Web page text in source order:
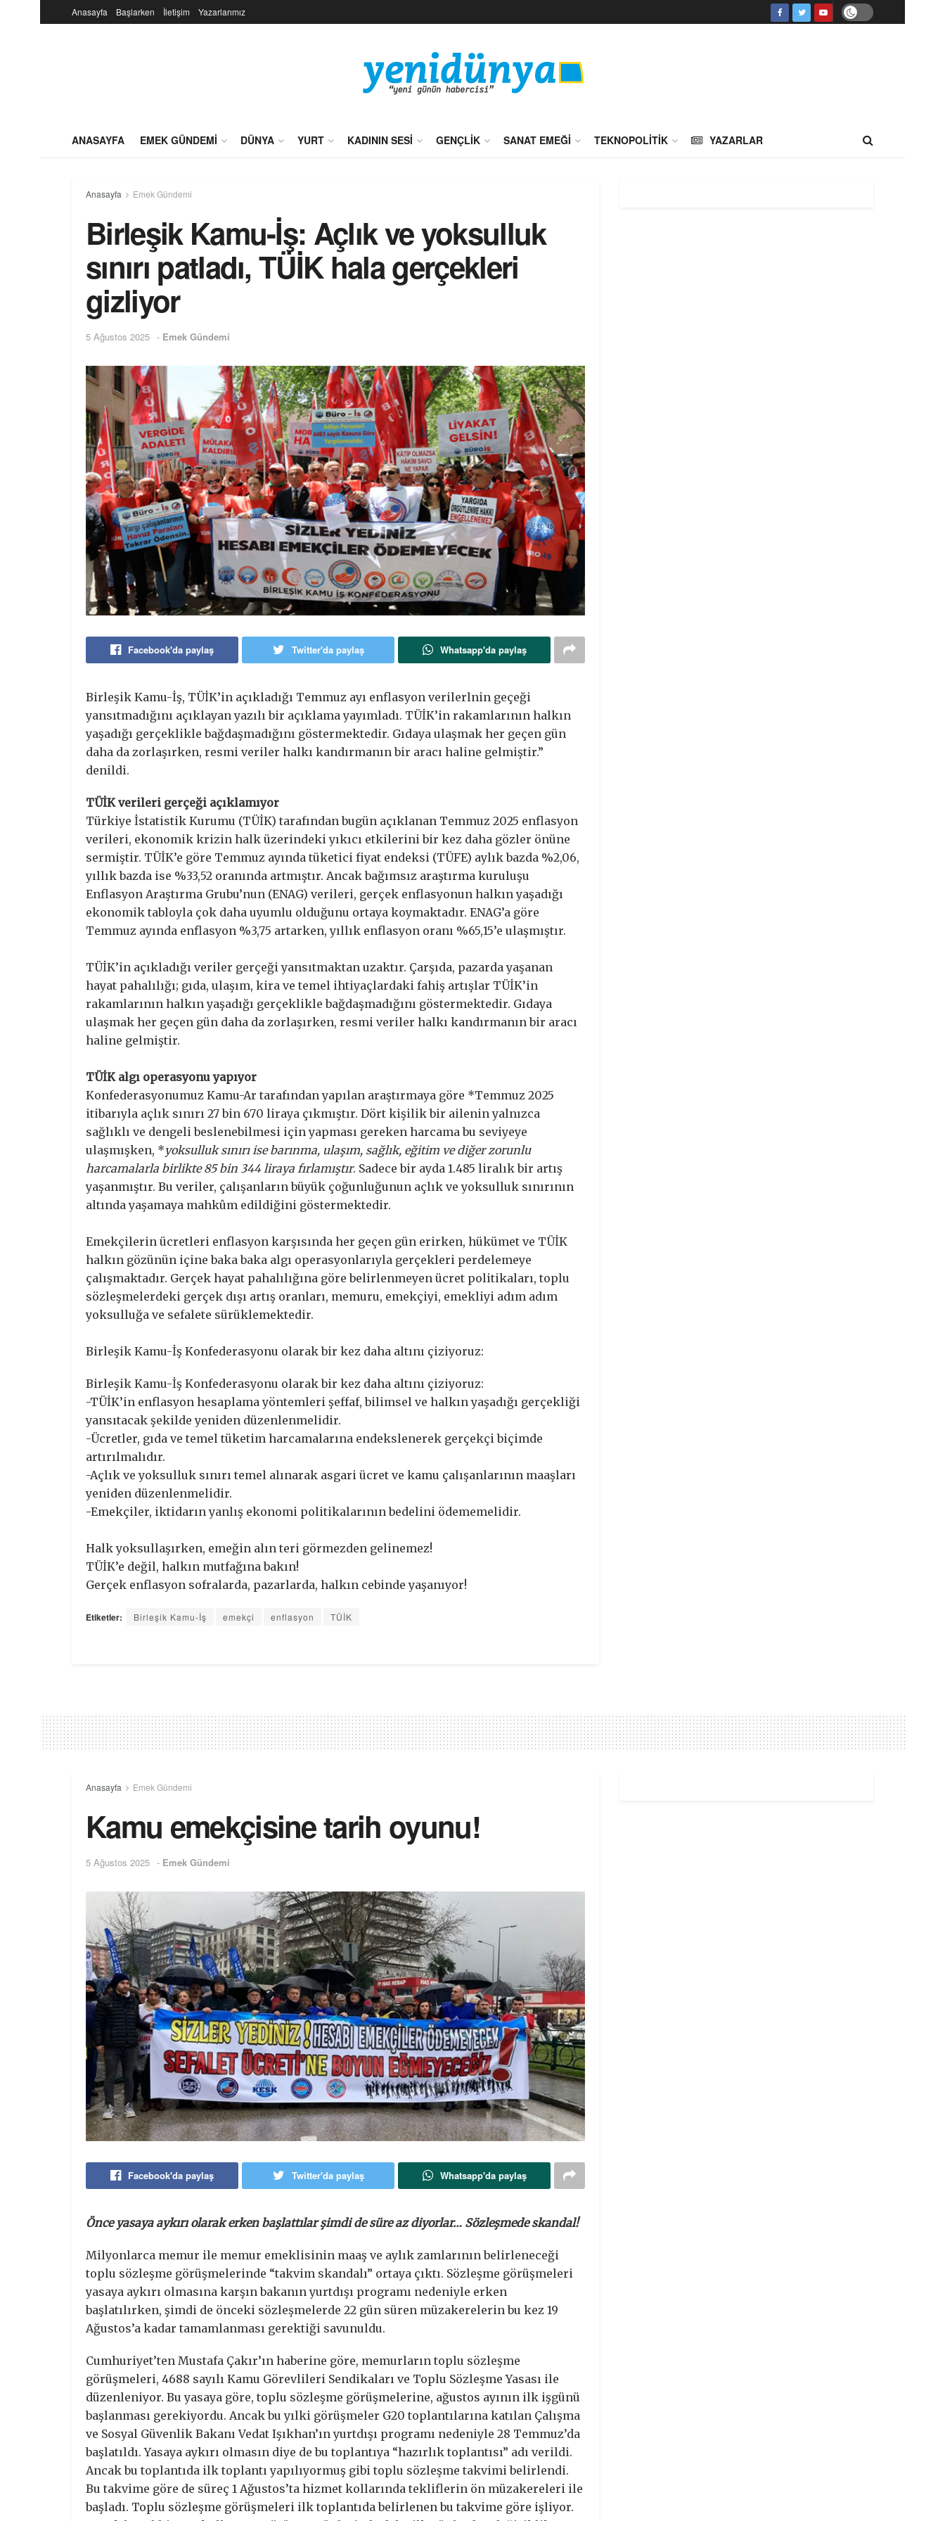
Anasayfa Başlarken İletişim Yazarlarımız
ANASAYFA EMEK GÜNDEMI DÜNYA YURT KADININ SESI GENÇLIK SANAT EMEĞI TEKNOPOLITIK YAZARLAR
Anasayfa Emek Gündemi
Birleşik Kamu-İş: Açlık ve yoksulluk
sınırı patladı, TÜİK hala gerçekleri
gizliyor
5 Ağustos 2025 - Emek Gündemi
Facebook'da paylaş Twitter'da paylaş Whatsapp'da paylaş
Birleşik Kamu-İş, TÜİK’in açıkladığı Temmuz ayı enflasyon verilerlnin geçeği
yansıtmadığını açıklayan yazılı bir açıklama yayımladı. TÜİK’in rakamlarının halkın
yaşadığı gerçeklikle bağdaşmadığını göstermektedir. Gıdaya ulaşmak her geçen gün
daha da zorlaşırken, resmi veriler halkı kandırmanın bir aracı haline gelmiştir.”
denildi.
TÜİK verileri gerçeği açıklamıyor
Türkiye İstatistik Kurumu (TÜİK) tarafından bugün açıklanan Temmuz 2025 enflasyon
verileri, ekonomik krizin halk üzerindeki yıkıcı etkilerini bir kez daha gözler önüne
sermiştir. TÜİK’e göre Temmuz ayında tüketici fiyat endeksi (TÜFE) aylık bazda %2,06,
yıllık bazda ise %33,52 oranında artmıştır. Ancak bağımsız araştırma kuruluşu
Enflasyon Araştırma Grubu’nun (ENAG) verileri, gerçek enflasyonun halkın yaşadığı
ekonomik tabloyla çok daha uyumlu olduğunu ortaya koymaktadır. ENAG’a göre
Temmuz ayında enflasyon %3,75 artarken, yıllık enflasyon oranı %65,15’e ulaşmıştır.
TÜİK’in açıkladığı veriler gerçeği yansıtmaktan uzaktır. Çarşıda, pazarda yaşanan
hayat pahalılığı; gıda, ulaşım, kira ve temel ihtiyaçlardaki fahiş artışlar TÜİK’in
rakamlarının halkın yaşadığı gerçeklikle bağdaşmadığını göstermektedir. Gıdaya
ulaşmak her geçen gün daha da zorlaşırken, resmi veriler halkı kandırmanın bir aracı
haline gelmiştir.
TÜİK algı operasyonu yapıyor
Konfederasyonumuz Kamu-Ar tarafından yapılan araştırmaya göre *Temmuz 2025
itibarıyla açlık sınırı 27 bin 670 liraya çıkmıştır. Dört kişilik bir ailenin yalnızca
sağlıklı ve dengeli beslenebilmesi için yapması gereken harcama bu seviyeye
ulaşmışken, *yoksulluk sınırı ise barınma, ulaşım, sağlık, eğitim ve diğer zorunlu
harcamalarla birlikte 85 bin 344 liraya fırlamıştır. Sadece bir ayda 1.485 liralık bir artış
yaşanmıştır. Bu veriler, çalışanların büyük çoğunluğunun açlık ve yoksulluk sınırının
altında yaşamaya mahkûm edildiğini göstermektedir.
Emekçilerin ücretleri enflasyon karşısında her geçen gün erirken, hükümet ve TÜİK
halkın gözünün içine baka baka algı operasyonlarıyla gerçekleri perdelemeye
çalışmaktadır. Gerçek hayat pahalılığına göre belirlenmeyen ücret politikaları, toplu
sözleşmelerdeki gerçek dışı artış oranları, memuru, emekçiyi, emekliyi adım adım
yoksulluğa ve sefalete sürüklemektedir.
Birleşik Kamu-İş Konfederasyonu olarak bir kez daha altını çiziyoruz:
Birleşik Kamu-İş Konfederasyonu olarak bir kez daha altını çiziyoruz:
-TÜİK’in enflasyon hesaplama yöntemleri şeffaf, bilimsel ve halkın yaşadığı gerçekliği
yansıtacak şekilde yeniden düzenlenmelidir.
-Ücretler, gıda ve temel tüketim harcamalarına endekslenerek gerçekçi biçimde
artırılmalıdır.
-Açlık ve yoksulluk sınırı temel alınarak asgari ücret ve kamu çalışanlarının maaşları
yeniden düzenlenmelidir.
-Emekçiler, iktidarın yanlış ekonomi politikalarının bedelini ödememelidir.
Halk yoksullaşırken, emeğin alın teri görmezden gelinemez!
TÜİK’e değil, halkın mutfağına bakın!
Gerçek enflasyon sofralarda, pazarlarda, halkın cebinde yaşanıyor!
Etiketler: Birleşik Kamu-İş emekçi enflasyon TÜİK
Anasayfa Emek Gündemi
Kamu emekçisine tarih oyunu!
5 Ağustos 2025 - Emek Gündemi
Facebook'da paylaş Twitter'da paylaş Whatsapp'da paylaş
Önce yasaya aykırı olarak erken başlattılar şimdi de süre az diyorlar… Sözleşmede skandal!
Milyonlarca memur ile memur emeklisinin maaş ve aylık zamlarının belirleneceği
toplu sözleşme görüşmelerinde “takvim skandalı” ortaya çıktı. Sözleşme görüşmeleri
yasaya aykırı olmasına karşın bakanın yurtdışı programı nedeniyle erken
başlatılırken, şimdi de önceki sözleşmelerde 22 gün süren müzakerelerin bu kez 19
Ağustos’a kadar tamamlanması gerektiği savunuldu.
Cumhuriyet’ten Mustafa Çakır’ın haberine göre, memurların toplu sözleşme
görüşmeleri, 4688 sayılı Kamu Görevlileri Sendikaları ve Toplu Sözleşme Yasası ile
düzenleniyor. Bu yasaya göre, toplu sözleşme görüşmelerine, ağustos ayının ilk işgünü
başlanması gerekiyordu. Ancak bu yılki görüşmeler G20 toplantılarına katılan Çalışma
ve Sosyal Güvenlik Bakanı Vedat Işıkhan’ın yurtdışı programı nedeniyle 28 Temmuz’da
başlatıldı. Yasaya aykırı olmasın diye de bu toplantıya “hazırlık toplantısı” adı verildi.
Ancak bu toplantıda ilk toplantı yapılıyormuş gibi toplu sözleşme takvimi belirlendi.
Bu takvime göre de süreç 1 Ağustos’ta hizmet kollarında tekliflerin ön müzakereleri ile
başladı. Toplu sözleşme görüşmeleri ilk toplantıda belirlenen bu takvime göre işliyor.